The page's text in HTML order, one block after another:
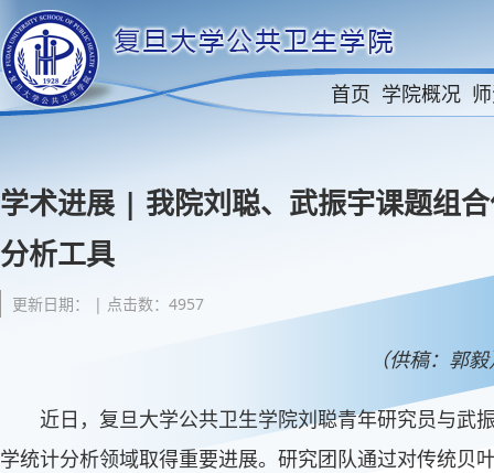
首页 学院概况
学术进展 | 我院刘聪、武振宇课题组
分析工具
更新日期： | 点击数：4957
（供稿：郭
近日，复旦大学公共卫生学院刘聪青年研究员与武
学统计分析领域取得重要进展。研究团队通过对传统贝